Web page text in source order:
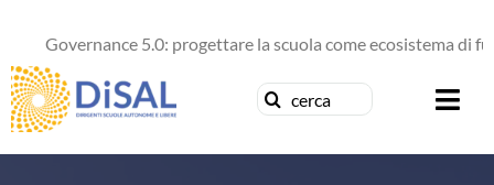
contenuto
Governance 5.0: progettare la scuola come ecosistema di futuro
Cerca